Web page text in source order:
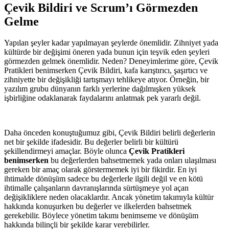
Çevik Bildiri ve Scrum’ı Görmezden
Gelme
Yapılan şeyler kadar yapılmayan şeylerde önemlidir. Zihniyet yada
kültürde bir değişimi öneren yada bunun için teşvik eden şeyleri
görmezden gelmek önemlidir. Neden? Deneyimlerime göre, Çevik
Pratikleri benimserken Çevik Bildiri, kafa karıştırıcı, şaşırtıcı ve
zihniyette bir değişikliği tartışmayı tehlikeye atıyor. Örneğin, bir
yazılım grubu dünyanın farklı yerlerine dağılmışken yüksek
işbirliğine odaklanarak faydalarını anlatmak pek yararlı değil.
Daha önceden konuştuğumuz gibi, Çevik Bildiri belirli değerlerin
net bir şekilde ifadesidir. Bu değerler belirli bir kültürü
şekillendirmeyi amaçlar. Böyle olunca Çevik Pratikleri
benimserken bu değerlerden bahsetmemek yada onları ulaşılması
gereken bir amaç olarak görstermemek iyi bir fikirdir. En iyi
ihtimalde dönüşüm sadece bu değerlerle ilgili değil ve en kötü
ihtimalle çalışanların davranışlarında sürtüşmeye yol açan
değişikliklere neden olacaklardır. Ancak yönetim takımıyla kültür
hakkında konuşurken bu değerler ve ilkelerden bahsetmek
gerekebilir. Böylece yönetim takımı benimseme ve dönüşüm
hakkında bilinçli bir şekilde karar verebilirler.